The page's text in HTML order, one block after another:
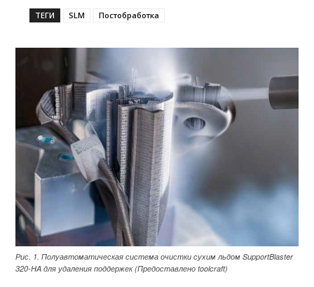
ТЕГИ SLM Постобработка
Рис. 1. Полуавтоматическая система очистки сухим льдом SupportBlaster
320-HA для удаления поддержек (Предоставлено toolcraft)